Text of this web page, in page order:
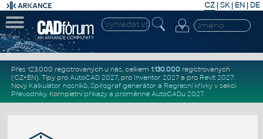
CZ | SK| EN | DE
Přes 123.000 registrovaných u nás, celkem 1.130.000registrovaných
(CZ+EN). Tipy pro AutoCAD 2027, pro Inventor 2027a pro Revit 2027.
Nový Kalkulátor nosníků, Spirograf generátor a Regresní křivkyv sekci
Převodníky. Kompletní příkazya proměnné AutoCADu 2027.